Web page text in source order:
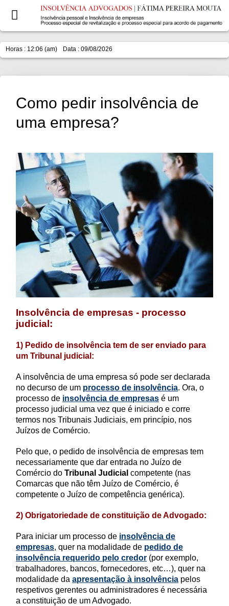
Horas : 12:06 (am) Data : 09/08/2026
Como pedir insolvência de
uma empresa?
Insolvência de empresas - processo
judicial:
1) Pedido de insolvência tem de ser enviado para
um Tribunal judicial:
A insolvência de uma empresa só pode ser declarada
no decurso de um processo de insolvência. Ora, o
processo de insolvência de empresas é um
processo judicial uma vez que é iniciado e corre
termos nos Tribunais Judiciais, em princípio, nos
Juízos de Comércio.
Pelo que, o pedido de insolvência de empresas tem
necessariamente que dar entrada no Juízo de
Comércio do Tribunal Judicial competente (nas
Comarcas que não têm Juízo de Comércio, é
competente o Juízo de competência genérica).
2) Obrigatoriedade de constituição de Advogado:
Para iniciar um processo de insolvência de
empresas, quer na modalidade de pedido de
insolvência requerido pelo credor (por exemplo,
trabalhadores, bancos, fornecedores, etc…), quer na
modalidade da apresentação à insolvência pelos
respetivos gerentes ou administradores é necessária
a constituição de um Advogado.